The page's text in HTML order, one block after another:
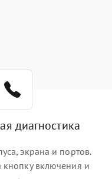
диагностика
экрана и портов.
включения и